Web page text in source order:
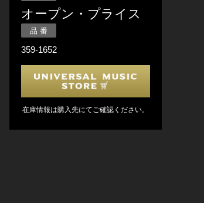
オープン・プライス
品 番
359-1652
在庫情報は購入先にてご確認ください。